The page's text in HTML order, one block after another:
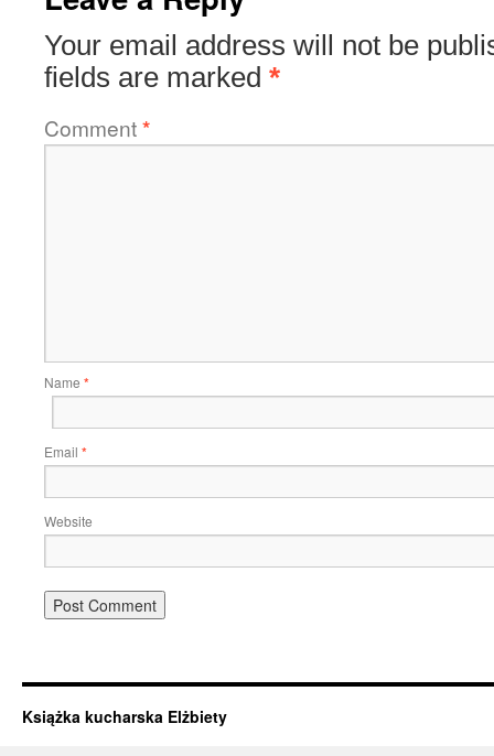
Your email address will not be
fields are marked *
Comment*
Name *
Email *
Website
Książka kucharska Elżbiety